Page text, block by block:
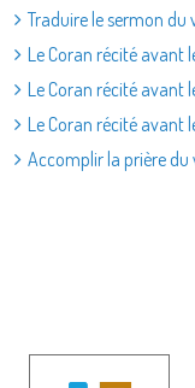
Traduire le sermon du
Le Coran récité avant
Le Coran récité avant
Le Coran récité avant
Accomplir la prière